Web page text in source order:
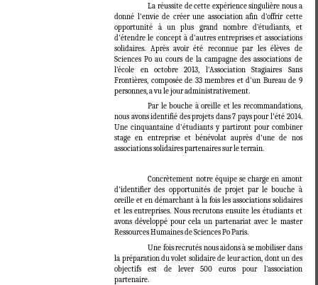
La réussite de cette expérience singulière nous a
donné l'envie de créer une association afin d’offrir cette
opportunité à un plus grand nombre d’étudiants, et
d'étendre le concept à d'autres entreprises et associations
solidaires. Après avoir été reconnue par les élèves de
Sciences Po au cours de la campagne des associations de
l’école en octobre 2013, l'Association Stagiaires Sans
Frontières, composée de 33 membres et d'un Bureau de 9
personnes, a vu le jour administrativement.
Par le bouche à oreille et les recommandations,
nous avons identifié des projets dans 7 pays pour l'été 2014.
Une cinquantaine d'étudiants y partiront pour combiner
stage en entreprise et bénévolat auprès d'une de nos
associations solidaires partenaires sur le terrain.
Concrètement notre équipe se charge en amont
d'identifier des opportunités de projet par le bouche à
oreille et en démarchant à la fois les associations solidaires
et les entreprises. Nous recrutons ensuite les étudiants et
avons développé pour cela un partenariat avec le master
Ressources Humaines de Sciences Po Paris.
Une fois recrutés nous aidons à se mobiliser dans
la préparation du volet solidaire de leur action, dont un des
objectifs est de lever 500 euros pour l’association
partenaire.